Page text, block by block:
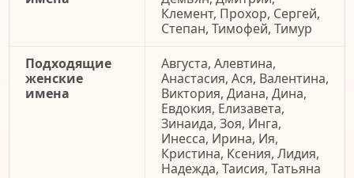
Клемент, Прохор, Сергей,
Степан, Тимофей, Тимур
Подходящие
женские
имена
Августа, Алевтина,
Анастасия, Ася, Валентина,
Виктория, Диана, Дина,
Евдокия, Елизавета,
Зинаида, Зоя, Инга,
Инесса, Ирина, Ия,
Кристина, Ксения, Лидия,
Надежда, Таисия, Татьяна